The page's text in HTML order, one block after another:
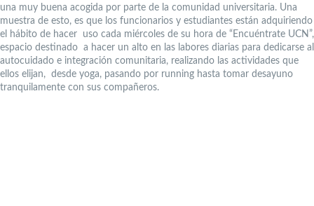
una muy buena acogida por parte de la comunidad universitaria. Una
muestra de esto, es que los funcionarios y estudiantes están adquiriendo
el hábito de hacer uso cada miércoles de su hora de “Encuéntrate UCN”,
espacio destinado a hacer un alto en las labores diarias para dedicarse al
autocuidado e integración comunitaria, realizando las actividades que
ellos elijan, desde yoga, pasando por running hasta tomar desayuno
tranquilamente con sus compañeros.